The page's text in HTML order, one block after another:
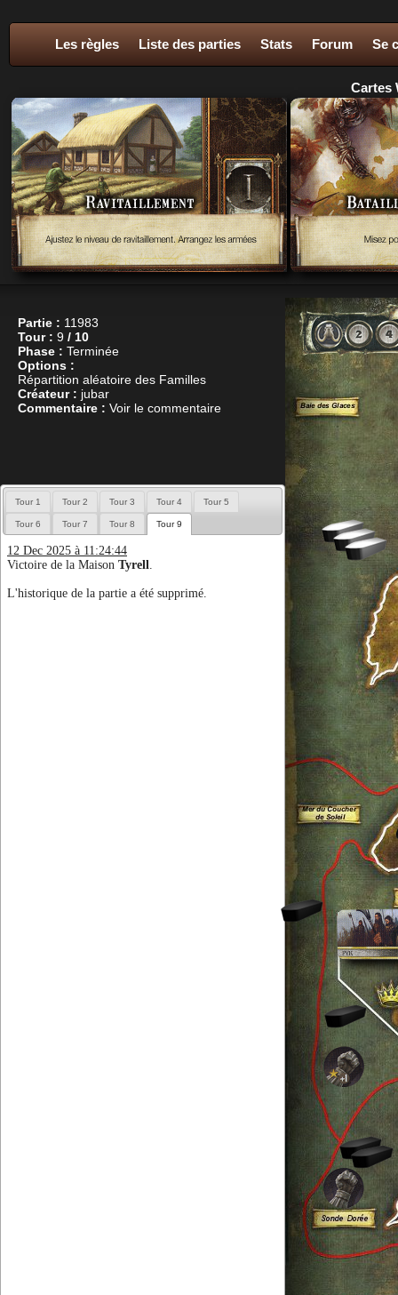
Les règles Liste des parties Stats Forum Se
Cartes
Partie : 11983
Tour : 9 / 10
Phase : Terminée
Options :
Répartition aléatoire des Familles
Créateur : jubar
Commentaire : Voir le commentaire
Tour 1 Tour 2 Tour 3 Tour 4 Tour 5
Tour 6 Tour 7 Tour 8 Tour 9
12 Dec 2025 à 11:24:44
Victoire de la Maison Tyrell.
L'historique de la partie a été supprimé.